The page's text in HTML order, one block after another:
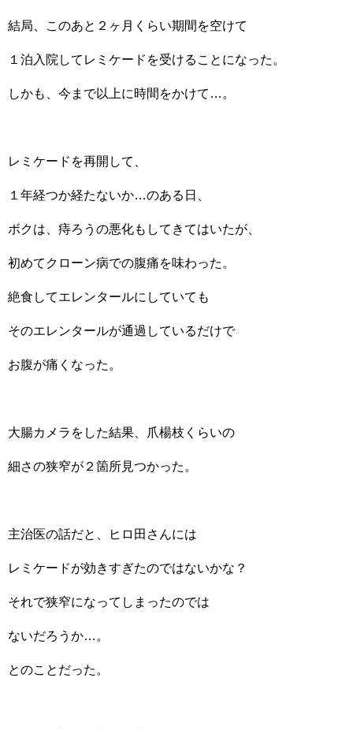
結局、このあと２ヶ月くらい期間を空けて
１泊入院してレミケードを受けることになった。
しかも、今まで以上に時間をかけて…。
レミケードを再開して、
１年経つか経たないか…のある日、
ボクは、痔ろうの悪化もしてきてはいたが、
初めてクローン病での腹痛を味わった。
絶食してエレンタールにしていても
そのエレンタールが通過しているだけで
お腹が痛くなった。
大腸カメラをした結果、爪楊枝くらいの
細さの狭窄が２箇所見つかった。
主治医の話だと、ヒロ田さんには
レミケードが効きすぎたのではないかな？
それで狭窄になってしまったのでは
ないだろうか…。
とのことだった。